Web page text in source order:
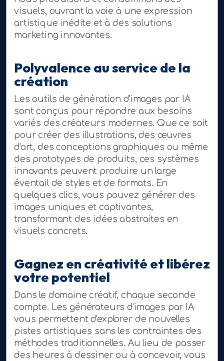
visuels, ouvrant la voie à une expression
artistique inédite et à des solutions
marketing innovantes.
Polyvalence au service de la
création
Les outils de génération d'images par IA
sont conçus pour répondre aux besoins
variés des créateurs modernes. Que ce soit
pour créer des illustrations, des œuvres
d'art, des conceptions graphiques ou même
des prototypes de produits, ces systèmes
innovants peuvent produire un large
éventail de styles et de formats. En
quelques clics, vous pouvez générer des
images uniques et captivantes,
transformant des idées abstraites en
visuels concrets.
Gagnez en créativité et libérez
votre potentiel
Dans le domaine créatif, chaque seconde
compte. Les générateurs d'images par IA
vous permettent d'explorer de nouvelles
pistes artistiques sans les contraintes des
méthodes traditionnelles. Au lieu de passer
des heures à dessiner ou à concevoir, vous